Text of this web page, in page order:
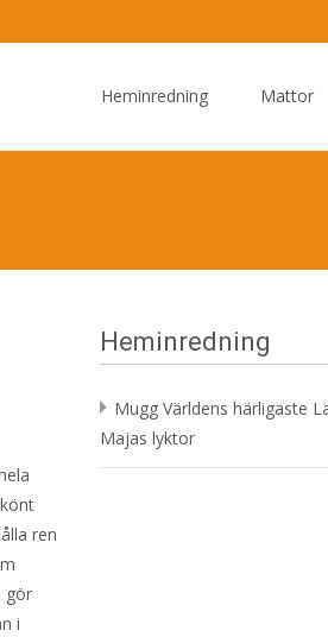
Heminredning Mattor
ren
gör
i
Heminredning
Mugg Världens härligaste
Majas lyktor